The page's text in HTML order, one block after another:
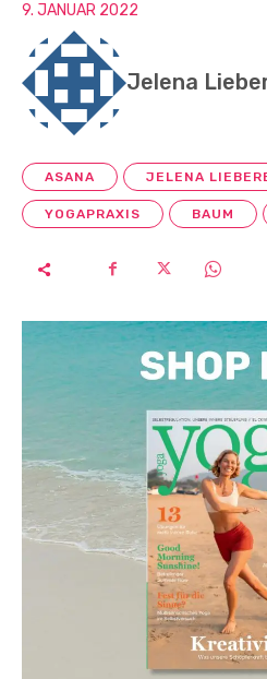
9. JANUAR 2022
Jelena
ASANA JELENA
YOGAPRAXIS BAUM